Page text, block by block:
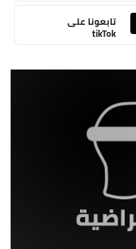
تابعونا على
tikTok